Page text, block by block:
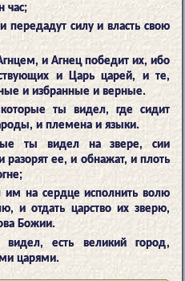
час;
силу и власть свою
и Агнец победит их, ибо
и Царь царей, и те,
и избранные и верные.
ты видел, где сидит
и племена и языки.
ты видел на звере, сии
разорят ее, и обнажат, и плоть
им на сердце исполнить волю
и отдать царство их зверю,
Божии.
есть великий город,
царями.